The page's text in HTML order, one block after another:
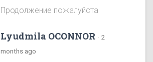
Продолжение пожалуйста
Lyudmila OCONNOR · 2
months ago